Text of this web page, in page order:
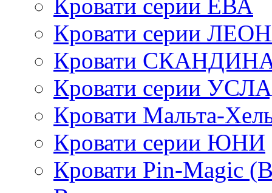
Кровати серии ЕВА
Кровати серии
Кровати
Кровати серии
Кровати Мальта-
Кровати серии ЮНИ
Кровати Pin-Magic